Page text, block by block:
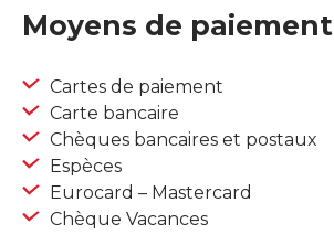
Moyens de paiement
Cartes de paiement
Carte bancaire
Chèques bancaires et postaux
Espèces
Eurocard – Mastercard
Chèque Vacances